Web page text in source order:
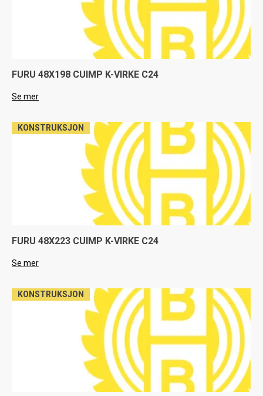
FURU 48X198 CUIMP K-VIRKE C24
Se mer
KONSTRUKSJON
FURU 48X223 CUIMP K-VIRKE C24
Se mer
KONSTRUKSJON